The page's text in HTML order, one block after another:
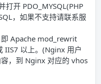
打开 PDO_MYSQL(PHP
，如果不支持请联系服
Apache mod_rewrit
IIS7 以上。(Nginx 用户
，到 Nginx 对应的 vhos